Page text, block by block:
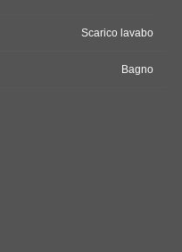
Scarico lavabo
Bagno